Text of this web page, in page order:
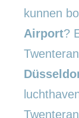
kunnen
Airport?